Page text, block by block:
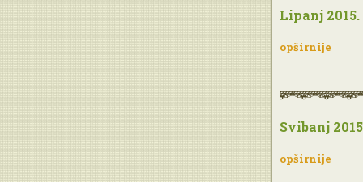
Lipanj 2015.
opširnije
Svibanj
opširnije